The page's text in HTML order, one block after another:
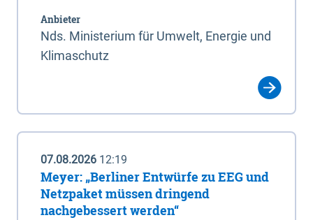
Anbieter
Nds. Ministerium für Umwelt, Energie und
Klimaschutz
07.08.2026 12:19
Meyer: „Berliner Entwürfe zu EEG und
Netzpaket müssen dringend
nachgebessert werden“